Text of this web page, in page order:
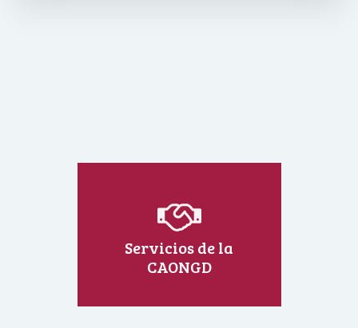
Servicios de la
CAONGD